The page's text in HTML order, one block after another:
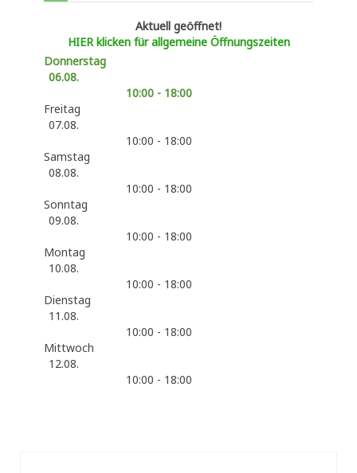
Aktuell geöffnet!
HIER klicken für allgemeine Öffnungszeiten
Donnerstag
06.08.
10:00 - 18:00
Freitag
07.08.
10:00 - 18:00
Samstag
08.08.
10:00 - 18:00
Sonntag
09.08.
10:00 - 18:00
Montag
10.08.
10:00 - 18:00
Dienstag
11.08.
10:00 - 18:00
Mittwoch
12.08.
10:00 - 18:00